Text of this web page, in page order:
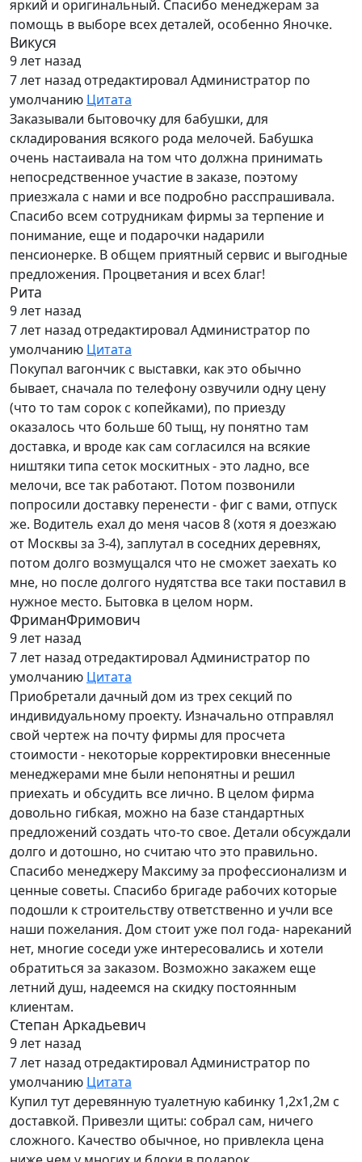
яркий и оригинальный. Спасибо менеджерам за
помощь в выборе всех деталей, особенно Яночке.
Викуся
9 лет назад
7 лет назад отредактировал Администратор по
умолчанию Цитата
Заказывали бытовочку для бабушки, для
складирования всякого рода мелочей. Бабушка
очень настаивала на том что должна принимать
непосредственное участие в заказе, поэтому
приезжала с нами и все подробно расспрашивала.
Спасибо всем сотрудникам фирмы за терпение и
понимание, еще и подарочки надарили
пенсионерке. В общем приятный сервис и выгодные
предложения. Процветания и всех благ!
Рита
9 лет назад
7 лет назад отредактировал Администратор по
умолчанию Цитата
Покупал вагончик с выставки, как это обычно
бывает, сначала по телефону озвучили одну цену
(что то там сорок с копейками), по приезду
оказалось что больше 60 тыщ, ну понятно там
доставка, и вроде как сам согласился на всякие
ништяки типа сеток москитных - это ладно, все
мелочи, все так работают. Потом позвонили
попросили доставку перенести - фиг с вами, отпуск
же. Водитель ехал до меня часов 8 (хотя я доезжаю
от Москвы за 3-4), заплутал в соседних деревнях,
потом долго возмущался что не сможет заехать ко
мне, но после долгого нудятства все таки поставил в
нужное место. Бытовка в целом норм.
ФриманФримович
9 лет назад
7 лет назад отредактировал Администратор по
умолчанию Цитата
Приобретали дачный дом из трех секций по
индивидуальному проекту. Изначально отправлял
свой чертеж на почту фирмы для просчета
стоимости - некоторые корректировки внесенные
менеджерами мне были непонятны и решил
приехать и обсудить все лично. В целом фирма
довольно гибкая, можно на базе стандартных
предложений создать что-то свое. Детали обсуждали
долго и дотошно, но считаю что это правильно.
Спасибо менеджеру Максиму за профессионализм и
ценные советы. Спасибо бригаде рабочих которые
подошли к строительству ответственно и учли все
наши пожелания. Дом стоит уже пол года- нареканий
нет, многие соседи уже интересовались и хотели
обратиться за заказом. Возможно закажем еще
летний душ, надеемся на скидку постоянным
клиентам.
Степан Аркадьевич
9 лет назад
7 лет назад отредактировал Администратор по
умолчанию Цитата
Купил тут деревянную туалетную кабинку 1,2х1,2м с
доставкой. Привезли щиты: собрал сам, ничего
сложного. Качество обычное, но привлекла цена